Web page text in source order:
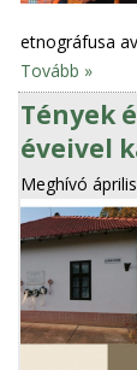
etnográfusa
Tovább »
Tények
éveivel
Meghívó